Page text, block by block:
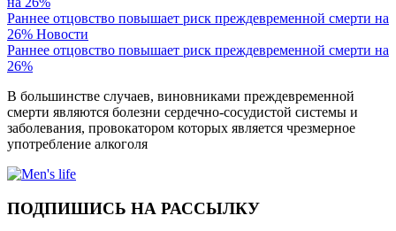
Раннее отцовство повышает риск преждевременной смерти на
26% Новости
Раннее отцовство повышает риск преждевременной смерти на
26%
В большинстве случаев, виновниками преждевременной
смерти являются болезни сердечно-сосудистой системы и
заболевания, провокатором которых является чрезмерное
употребление алкоголя
ПОДПИШИСЬ НА РАССЫЛКУ